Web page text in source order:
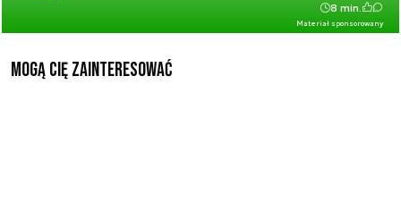
Materiał sponsorowany
8 min.
Mogą Cię zainteresować